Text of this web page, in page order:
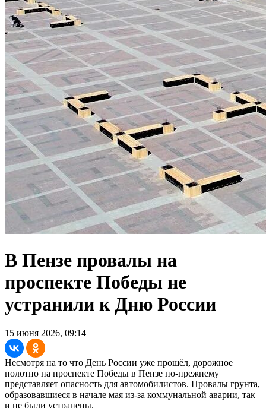
В Пензе провалы на
проспекте Победы не
устранили к Дню России
15 июня 2026, 09:14
Несмотря на то что День России уже прошёл, дорожное
полотно на проспекте Победы в Пензе по-прежнему
представляет опасность для автомобилистов. Провалы грунта,
образовавшиеся в начале мая из-за коммунальной аварии, так
и не были устранены.